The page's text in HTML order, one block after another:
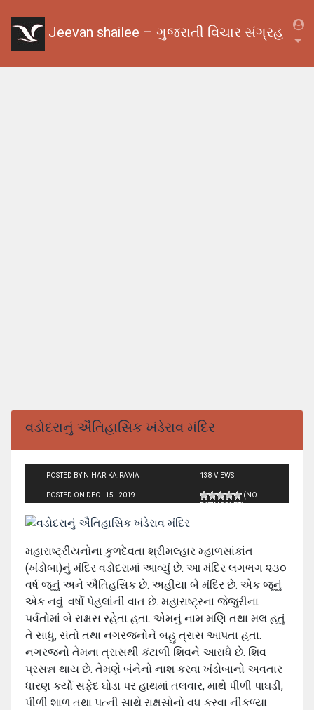
Jeevan shailee – ગુજરાતી વિચાર સંગ્રહ
વડોદરાનું ઐતિહાસિક ખંડેરાવ મંદિર
POSTED BY NIHARIKA.RAVIA
POSTED ON DEC - 15 - 2019
138 VIEWS
(NO
RATINGS YET)
મહારાષ્ટ્રીયનોના કુળદેવતા શ્રીમલ્હાર મ્હાળસાંકાંત
(ખંડોબા)નું મંદિર વડોદરામાં આવ્યું છે. આ મંદિર લગભગ ૨૩૦
વર્ષ જૂનું અને ઐતિહસિક છે. અહીંયા બે મંદિર છે. એક જૂનું
એક નવું. વર્ષો પેહલાંની વાત છે. મહારાષ્ટ્રના જેજુરીના
પર્વતોમાં બે રાક્ષસ રહેતા હતા. એમનું નામ મણિ તથા મલ હતું
તે સાધુ, સંતો તથા નગરજનોને બહુ ત્રાસ આપતા હતા.
નગરજનો તેમના ત્રાસથી કંટાળી શિવને આરાધે છે. શિવ
પ્રસન્ન થાય છે. તેમણે બંનેનો નાશ કરવા ખંડોબાનો અવતાર
ધારણ કર્યો સફેદ ઘોડા પર હાથમાં તલવાર, માથે પીળી પાઘડી,
પીળી શાળ તથા પત્ની સાથે રાક્ષસોનો વધ કરવા નીકળ્યા.